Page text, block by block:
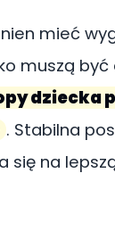
mieć
muszą
dziecka
. Stabilna
się na